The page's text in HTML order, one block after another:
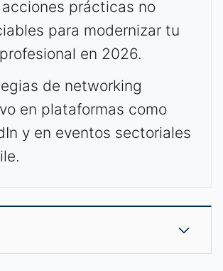
prácticas no
para modernizar tu
en 2026.
de networking
en plataformas como
y en eventos sectoriales